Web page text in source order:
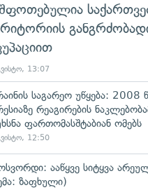
13:07
საგარეო უწყება: 2008
რეაგირების
ფართომასშტაბიან ომებს
12:50
ააწყვე სიტყვა
ზაფხული)